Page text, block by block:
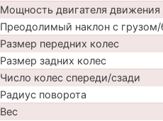
Мощность двигателя движения
Преодолимый наклон с грузом/
Размер передних колес
Размер задних колес
Число колес спереди/сзади
Радиус поворота
Вес